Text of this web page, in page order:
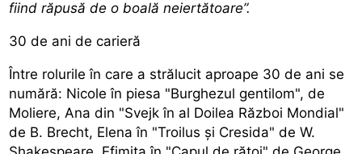
fiind răpusă de o boală neiertătoare”.
30 de ani de carieră
Între rolurile în care a strălucit aproape 30 de ani se
numără: Nicole în piesa "Burghezul gentilom", de
Moliere, Ana din "Svejk în al Doilea Război Mondial"
de B. Brecht, Elena în "Troilus şi Cresida" de W.